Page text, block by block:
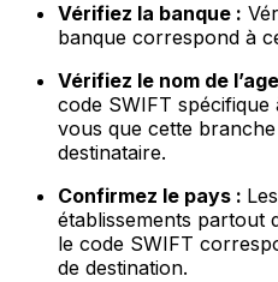
Vérifiez la banque :
banque correspond à
Vérifiez le nom de
code SWIFT
vous que cette
destinataire.
Confirmez le pays :
établissements partout
le code SWIFT
de destination.